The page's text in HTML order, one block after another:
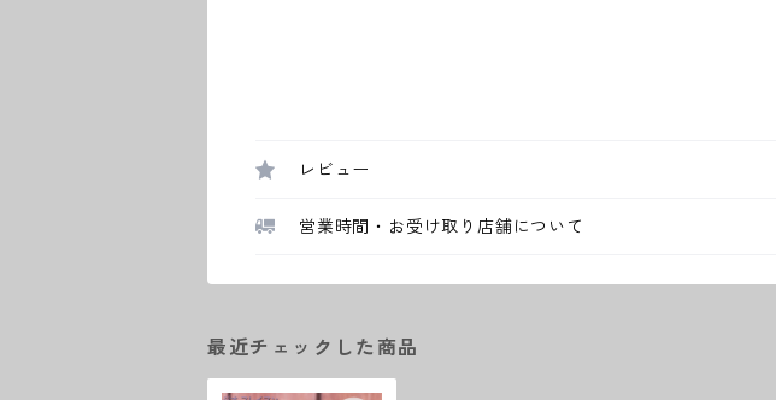
レビュー
営業時間・お受け取り店舗について
最近チェックした商品